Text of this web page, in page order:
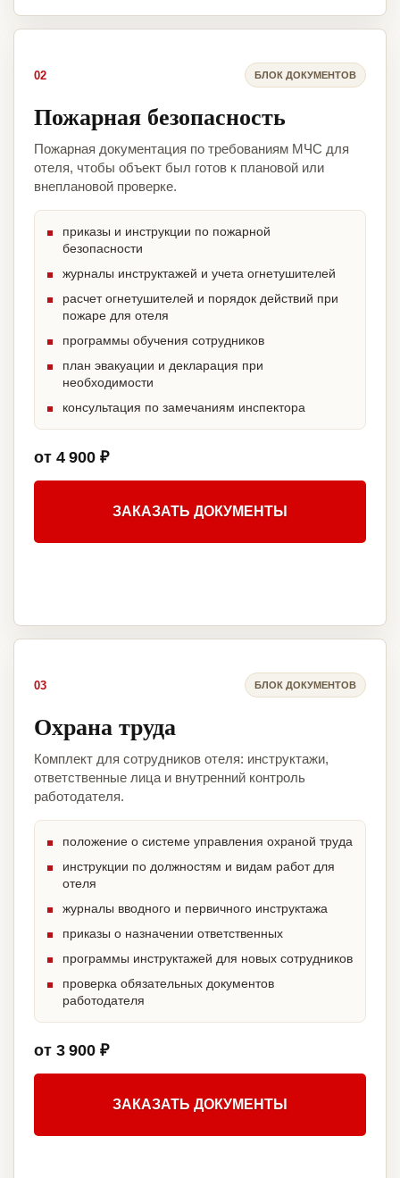
02 БЛОК ДОКУМЕНТОВ
Пожарная безопасность
Пожарная документация по требованиям МЧС для
отеля, чтобы объект был готов к плановой или
внеплановой проверке.
приказы и инструкции по пожарной
безопасности
журналы инструктажей и учета огнетушителей
расчет огнетушителей и порядок действий при
пожаре для отеля
программы обучения сотрудников
план эвакуации и декларация при
необходимости
консультация по замечаниям инспектора
от 4 900 ₽
ЗАКАЗАТЬ ДОКУМЕНТЫ
03 БЛОК ДОКУМЕНТОВ
Охрана труда
Комплект для сотрудников отеля: инструктажи,
ответственные лица и внутренний контроль
работодателя.
положение о системе управления охраной труда
инструкции по должностям и видам работ для
отеля
журналы вводного и первичного инструктажа
приказы о назначении ответственных
программы инструктажей для новых сотрудников
проверка обязательных документов
работодателя
от 3 900 ₽
ЗАКАЗАТЬ ДОКУМЕНТЫ